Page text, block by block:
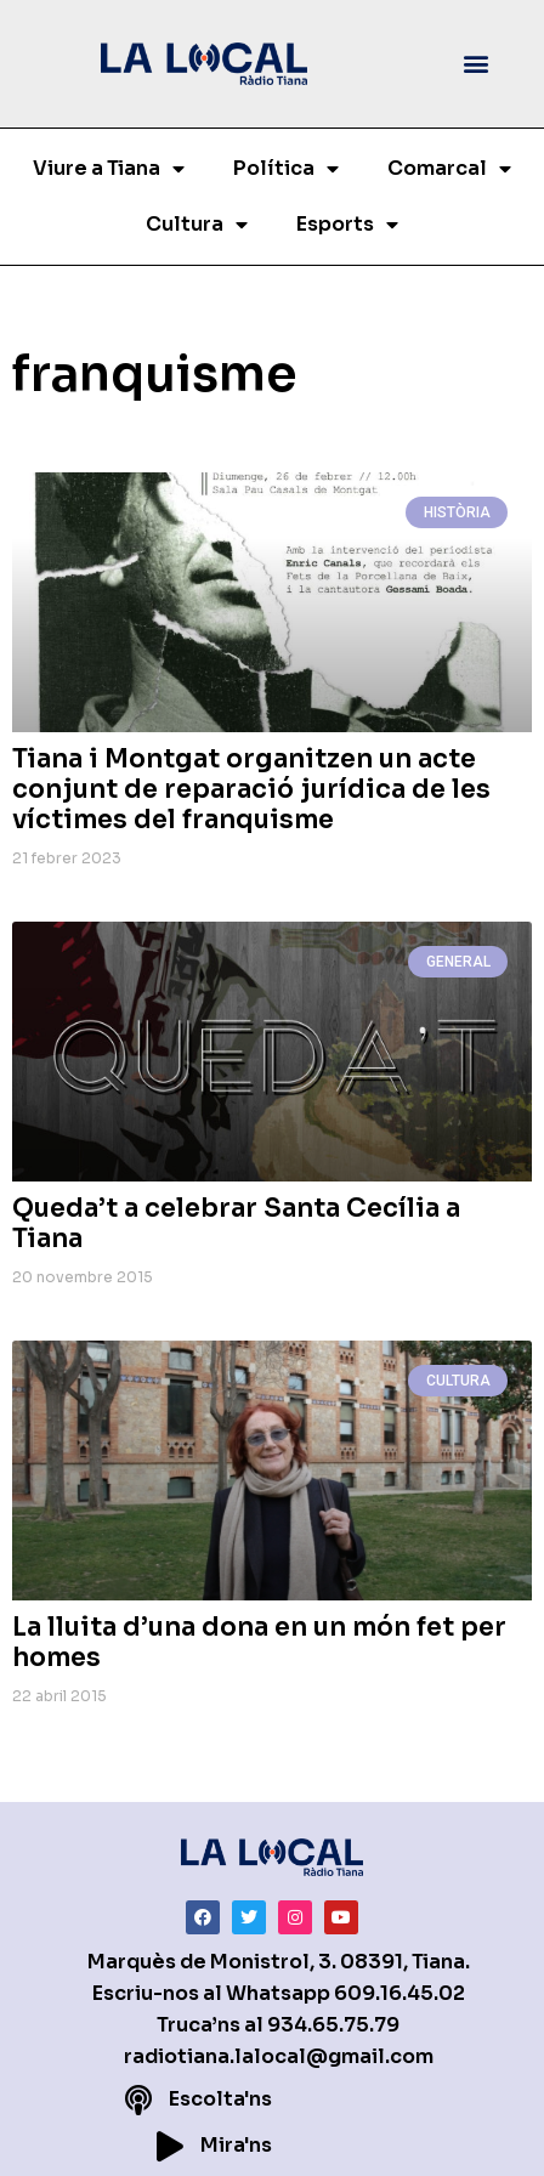
Viure a Tiana Política Comarcal
Cultura Esports
franquisme
HISTÒRIA
Tiana i Montgat organitzen un acte
conjunt de reparació jurídica de les
víctimes del franquisme
21 febrer 2023
GENERAL
Queda’t a celebrar Santa Cecília a
Tiana
20 novembre 2015
CULTURA
La lluita d’una dona en un món fet per
homes
22 abril 2015
Marquès de Monistrol, 3. 08391, Tiana.
Escriu-nos al Whatsapp609.16.45.02
Truca’ns al 934.65.75.79
radiotiana.lalocal@gmail.com
Escolta'ns
Mira'ns